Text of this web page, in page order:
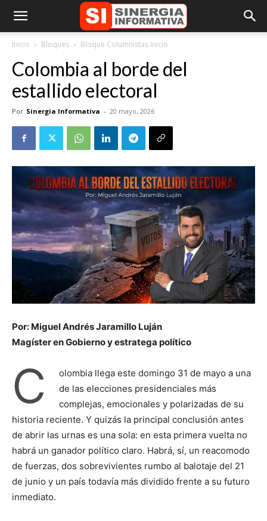
Inicio Bloques Bloque Columnistas Inicio
Colombia al borde del
estallido electoral
Por Sinergia Informativa - 20 mayo, 2026
Por: Miguel Andrés Jaramillo Luján
Magíster en Gobierno y estratega político
C
olombia llega este domingo 31 de mayo a una
de las elecciones presidenciales más
complejas, emocionales y polarizadas de su
historia reciente. Y quizás la principal conclusión antes
de abrir las urnas es una sola: en esta primera vuelta no
habrá un ganador político claro. Habrá, sí, un reacomodo
de fuerzas, dos sobrevivientes rumbo al balotaje del 21
de junio y un país todavía más dividido frente a su futuro
inmediato.